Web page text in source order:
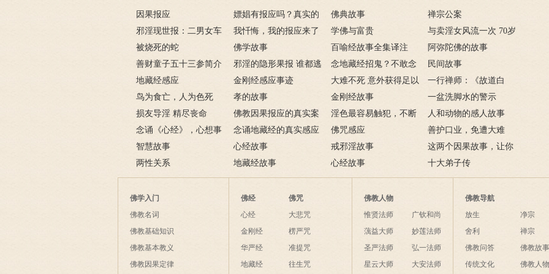
因果报应
嫖娼有报应吗？真实的
嫖娼报应
佛典故事
禅宗公案
邪淫现世报：二男女车
上纵欲酿车祸被烧死
我忏悔，我的报应来了
－淫人妻者，妻淫人
学佛与富贵
与卖淫女风流一次 70岁
花心老汉染恶疾
被烧死的蛇 佛学故事 百喻经故事全集译注
阿弥陀佛的故事
善财童子五十三参简介
邪淫的隐形果报 谁都逃
不掉
念地藏经招鬼？不敢念
地藏经的请进来
民间故事
地藏经感应
金刚经感应事迹
大难不死 意外获得足以
致富的特异功能
一行禅师：《故道白
云》
鸟为食亡，人为色死 孝的故事 金刚经故事
一盆洗脚水的警示
损友导淫 精尽丧命
佛教因果报应的真实案
例
淫色最容易触犯，不断
淫欲心难清静
人和动物的感人故事
念诵《心经》，心想事
成
念诵地藏经的真实感应
六则
佛咒感应
善护口业，免遭大难
智慧故事
心经故事 戒邪淫故事
这两个因果故事，让你
了解什么是业障
两性关系 地藏经故事 心经故事 十大弟子传
佛学入门
佛教名词
佛教基础知识
佛教基本教义
佛教因果定律
佛经
心经
金刚经
华严经
地藏经
佛咒
大悲咒
楞严咒
准提咒
往生咒
佛教人物
惟贤法师
蕅益大师
圣严法师
星云大师
广钦和尚
妙莲法师
弘一法师
大安法师
佛教导航
放生
舍利
佛教问答
传统文化
净宗
禅宗
佛教故
佛教人